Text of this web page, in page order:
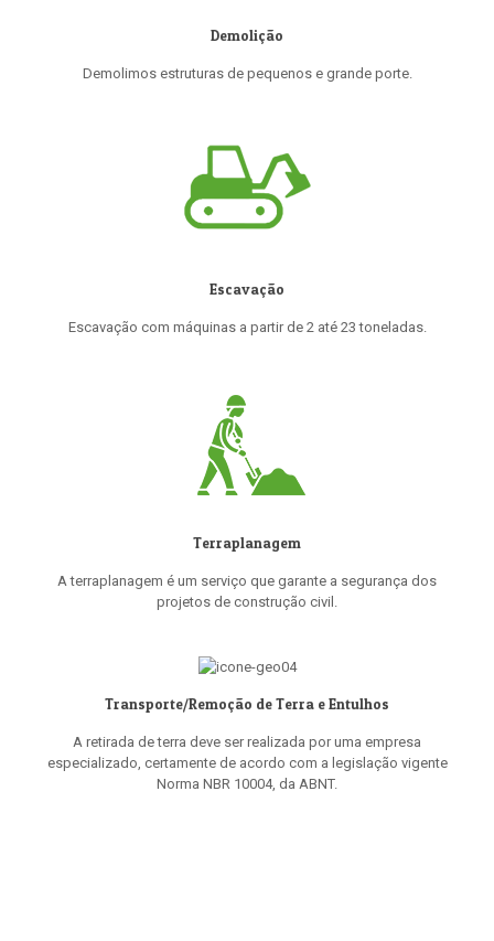
Demolição
Demolimos estruturas de pequenos e grande porte.
Escavação
Escavação com máquinas a partir de 2 até 23 toneladas.
Terraplanagem
A terraplanagem é um serviço que garante a segurança dos
projetos de construção civil.
Transporte/Remoção de Terra e Entulhos
A retirada de terra deve ser realizada por uma empresa
especializado, certamente de acordo com a legislação vigente
Norma NBR 10004, da ABNT.